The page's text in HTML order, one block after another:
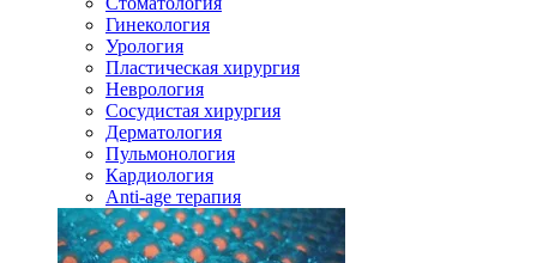
Гинекология
Урология
Пластическая хирургия
Неврология
Сосудистая хирургия
Дерматология
Пульмонология
Кардиология
Anti-age терапия